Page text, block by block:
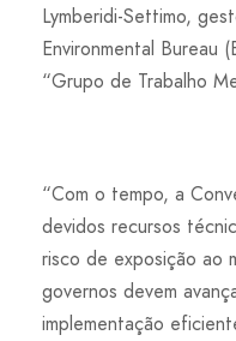
Lymberidi-Settimo,
Environmental Bureau
“Grupo de Trabalho
“Com o tempo, a
devidos recursos
risco de exposição ao
governos devem
implementação